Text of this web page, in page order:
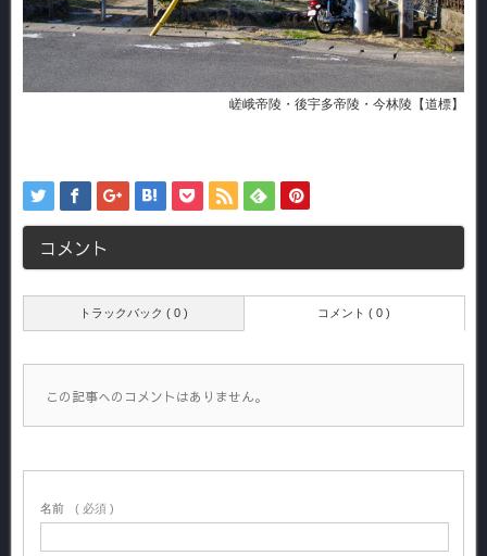
嵯峨帝陵・後宇多帝陵・今林陵【道標】
コメント
トラックバック ( 0 ) コメント ( 0 )
この記事へのコメントはありません。
名前 ( 必須 )